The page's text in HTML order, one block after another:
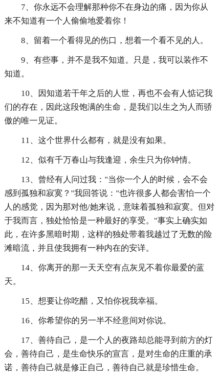
7、你永远不会理解那种你不在身边的痛，因为你从
来不知道有一个人偷偷地爱着你！
8、留着一个看得见的伤口，想着一个看不见的人。
9、有些事，并不是我不知道。只是，我可以装作不
知道。
10、因知道若干年之后的人世，再也不会有人惦记我
们的存在，因此这段饱满的生命，是我们以生之为人而骄
傲的唯一见证。
11、这个世界什么都有，就是没有如果。
12、似有千万春山与我逢迎，余生只为你钟情。
13、曾经有人问过我："当你一个人的时候，会不会
感到孤独和寂寞？"我回答说："也许很多人都会害怕一个
人的感觉，因为那对他/她来说，意味着孤独和寂寞。但对
于我而言，独处恰恰是一种最好的享受。"事实上确实如
此，在许多黑暗时期，这样的独处带着我越过了无数的险
滩暗流，并且使我拥有一种内在的安详。
14、你离开的那一天天空有点灰见不着你最爱的蓝
天。
15、想要让你吃醋，又怕你祝我幸福。
16、你希望你的另一半不经意间对你说。
17、善待自己，是一个人的夜路却总能寻到前方的灯
会，善待自己，是生命快乐的宣言，是对生命的庄重的承
诺，善待自己就是修正自己，善待自己就是珍惜生命。